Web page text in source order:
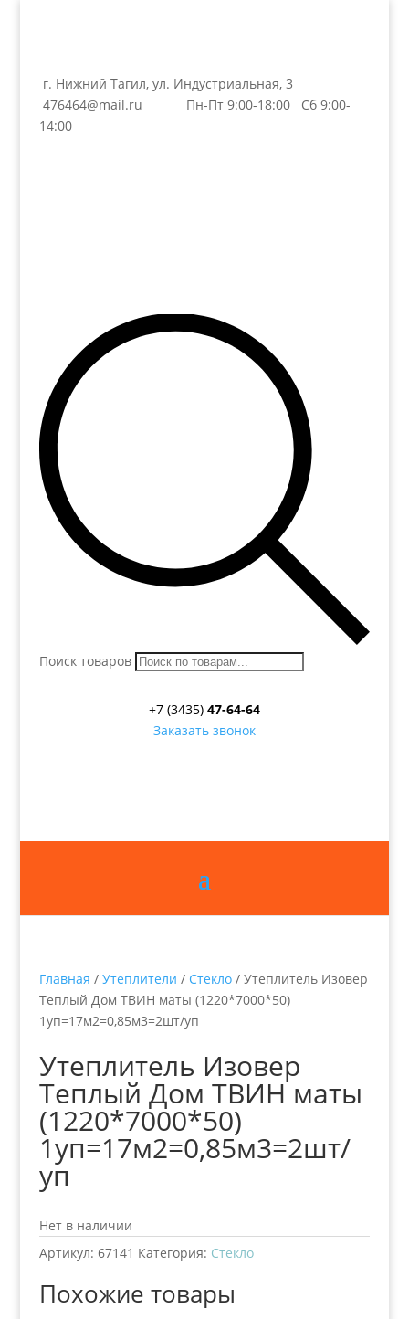
г. Нижний Тагил, ул. Индустриальная, 3
476464@mail.ru
Пн-Пт 9:00-18:00 Сб 9:00-
14:00
Поиск товаров
+7 (3435) 47-64-64
Заказать звонок
Главная / Утеплители / Стекло/ Утеплитель Изовер
Теплый Дом ТВИН маты (1220*7000*50)
1уп=17м2=0,85м3=2шт/уп
Утеплитель Изовер
Теплый Дом ТВИН маты
(1220*7000*50)
1уп=17м2=0,85м3=2шт/
уп
Нет в наличии
Артикул: 67141 Категория: Стекло
Похожие товары